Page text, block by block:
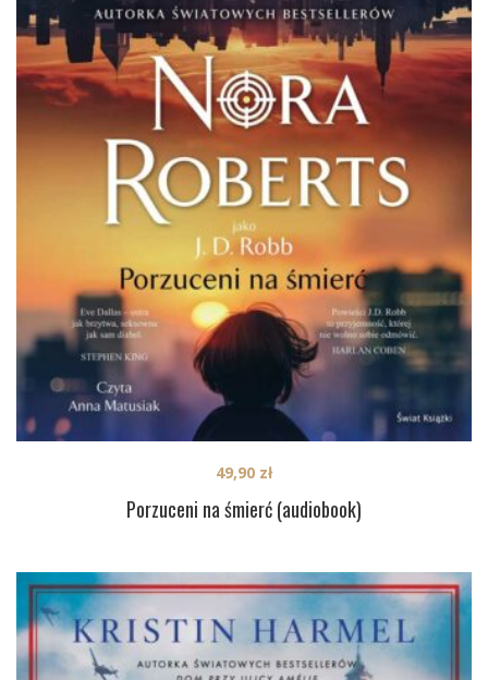
Porzuceni na śmierć (audiobook)
49,90 zł